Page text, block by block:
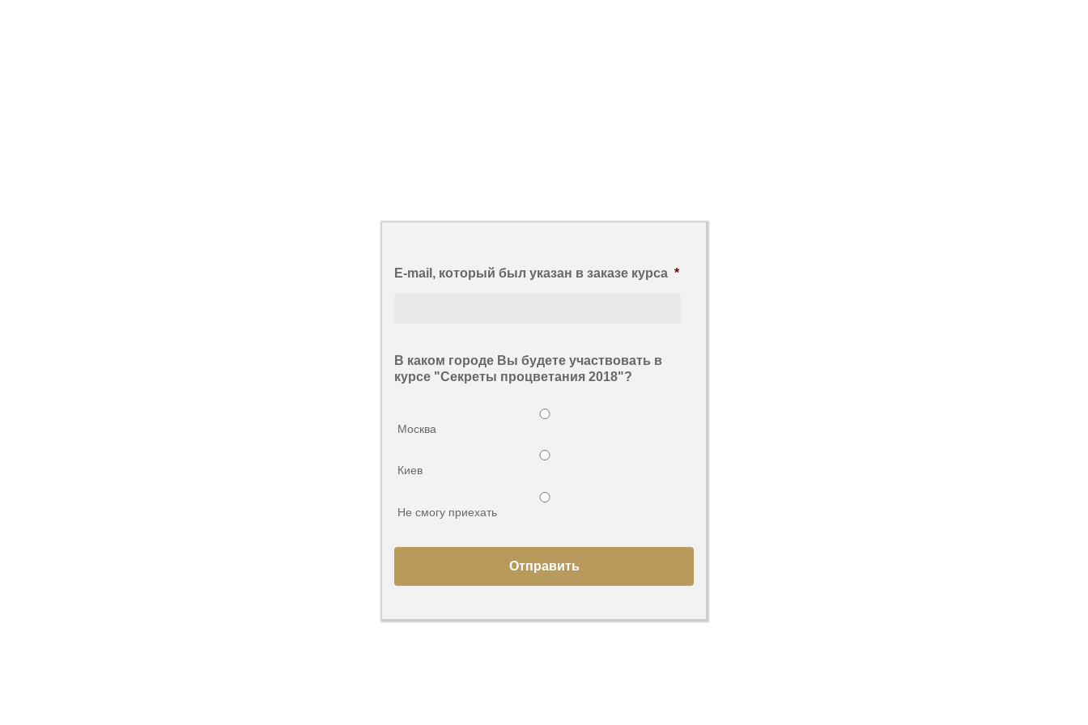
E-mail, который был указан в заказе курса *
В каком городе Вы будете участвовать в
курсе "Секреты процветания 2018"?
Москва
Киев
Не смогу приехать